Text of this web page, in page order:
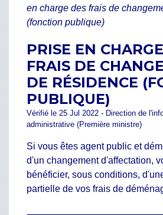
en charge des frais de
(fonction publique)
PRISE EN
FRAIS DE
DE RÉSIDENCE
PUBLIQUE)
Vérifié le 25 Jul 2022 - Direction de
administrative (Première ministre)
Si vous êtes agent public et
d'un changement d'affectation,
bénéficier, sous conditions,
partielle de vos frais de